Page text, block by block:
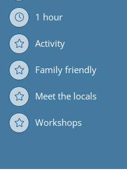
1 hour
Activity
Family friendly
Meet the locals
Workshops